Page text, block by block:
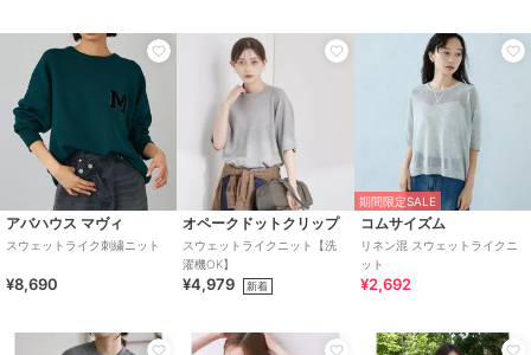
アバハウス マヴィ
スウェットライク刺繍ニット
¥8,690
オペークドットクリップ
スウェットライクニット【洗
濯機OK】
¥4,979 新着
期間限定SALE
コムサイズム
リネン混 スウェットライクニ
ット
¥2,692